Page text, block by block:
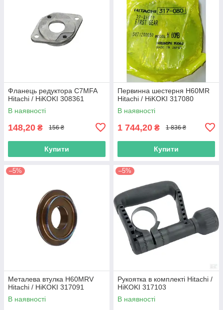
Фланець редуктора C7MFA
Hitachi / HiKOKI 308361
В наявності
148,20 ₴ 156 ₴
Купити
Первинна шестерня H60MR
Hitachi / HiKOKI 317080
В наявності
1 744,20 ₴ 1 836 ₴
Купити
–5%
Металева втулка H60MRV
Hitachi / HiKOKI 317091
В наявності
–5%
Рукоятка в комплекті Hitachi /
HiKOKI 317103
В наявності